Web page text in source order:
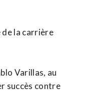
de la carrière
Varillas, au
succès contre